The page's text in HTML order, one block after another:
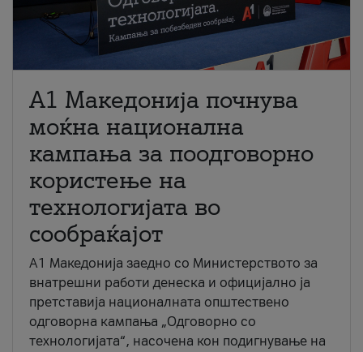
A1 Македонија почнува
моќна национална
кампања за поодговорно
користење на
технологијата во
сообраќајот
A1 Македонија заедно со Министерството за
внатрешни работи денеска и официјално ја
претставија националната општествено
одговорна кампања „Одговорно со
технологијата“, насочена кон подигнување на